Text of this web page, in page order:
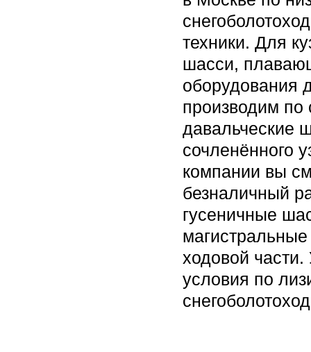
техники. Для
шасси,
оборудования
производим
давальческие
сочленённого
компании вы
безналичный
гусеничные
ходовой
условия по